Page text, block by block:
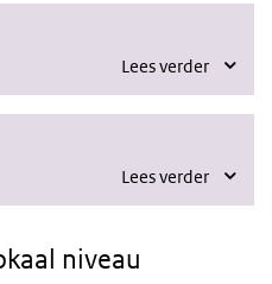
Lees verder
Lees verder
niveau